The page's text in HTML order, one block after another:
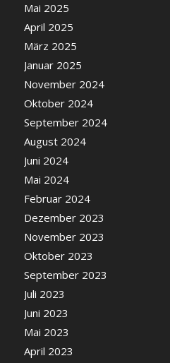
Mai 2025
April 2025
März 2025
Januar 2025
November 2024
Oktober 2024
September 2024
August 2024
Juni 2024
Mai 2024
Februar 2024
Dezember 2023
November 2023
Oktober 2023
September 2023
Juli 2023
Juni 2023
Mai 2023
April 2023